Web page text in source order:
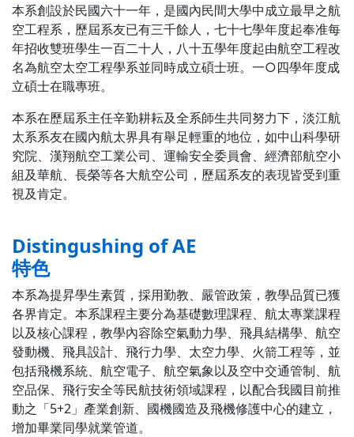
本系創設於民國六十一年，是國內民間大學中成立最早之航
空工程系，歷屆系友已有三千餘人，七十七學年度起奉准每
年招收雙班學生一百二十人，八十五學年度起由航空工程改
名為航空太空工程學系並同時成立碩士班。一○四學年度成
立碩士在職專班。
本系在歷屆系主任辛勤耕耘及全系師生共同努力下，淡江航
太系系友在國內航太界具有舉足輕重的地位，如中山科學研
究院、漢翔航空工業公司、運輸安全委員會、經濟部航空小
組及華航、長榮等各大航空公司，歷屆系友的表現皆受到重
視及肯定。
Distingushing of AE
特色
本系為提昇學生素質，採用勤教、嚴管政策，教學品質已獲
各界肯定。本系課程主要分為基礎數理課程、航太專業課程
以及核心課程，教學內容除空氣動力學、飛具結構學、航空
發動機、飛具設計、飛行力學、太空力學、火箭工程等，並
包括飛機系統、航空電子、航空氣象以及空中交通管制、航
空品保、飛行安全等民航技術領域課程，以配合我國目前推
動之「5+2」產業創新、國機國造及飛機修護中心的建立，
增加畢業同學就業管道。